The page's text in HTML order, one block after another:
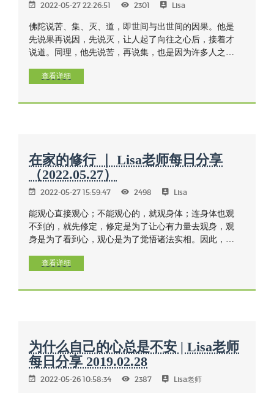
2022-05-27 22:26:51 2301 Lisa
佛陀说苦、集、灭、道，即世间与出世间的因果。他是
先说果再说因，先说灭，让人起了向往之心后，接着才
说道。同理，他先说苦，再说集，也是因为许多人之所
所招感的果报做了分析，并解释生老病死与种种社会生
憎会、求不得等各种的苦。
查看详细
在家的修行 ｜ Lisa老师每日分享
（2022.05.27）
2022-05-27 15:59:47 2498 Lisa
能观心直接观心；不能观心的，就观身体；连身体也观
不到的，就先修定，修定是为了让心有力量去观身，观
身是为了看到心，观心是为了觉悟诸法实相。因此，初
查看详细
为什么自己的心总是不安 | Lisa老师
每日分享 2019.02.28
2022-05-26 10:58:34 2387 Lisa老师